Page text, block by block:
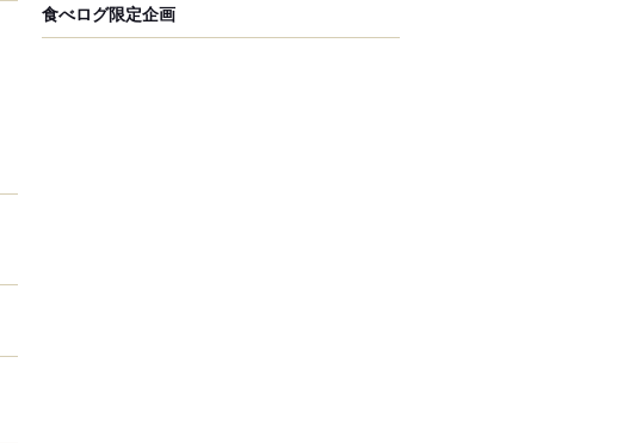
食べログ限定企画